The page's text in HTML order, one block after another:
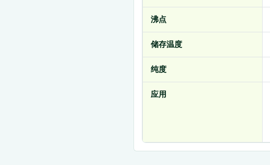
沸点
储存温度
纯度
应用